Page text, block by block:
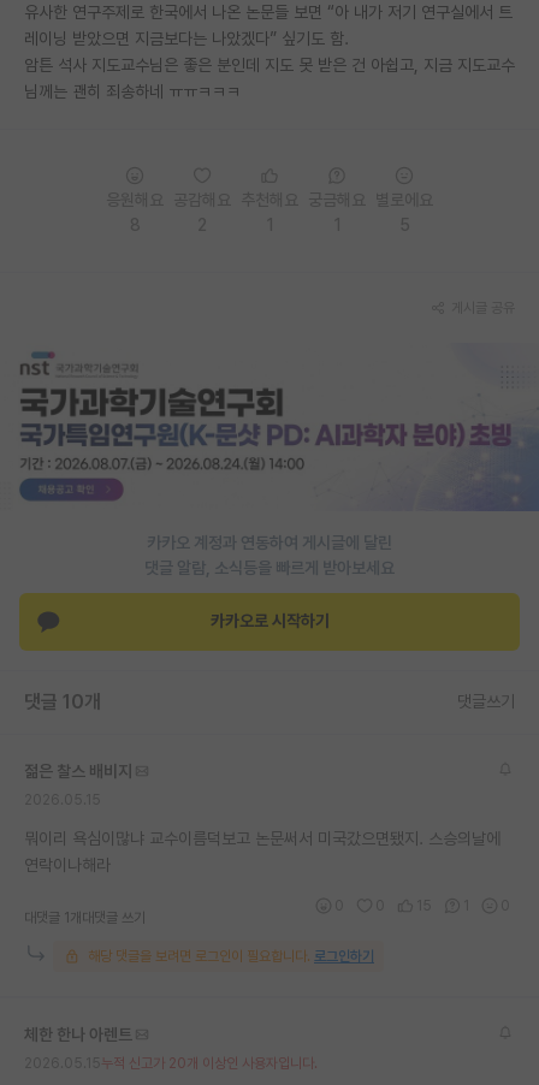
학술 정보 게시판
홍보 게시판
유사한 연구주제로 한국에서 나온 논문들 보면 “아 내가 저기 연구실에서 트
레이닝 받았으면 지금보다는 나았겠다” 싶기도 함.
암튼 석사 지도교수님은 좋은 분인데 지도 못 받은 건 아쉽고, 지금 지도교수
님께는 괜히 죄송하네 ㅠㅠㅋㅋㅋ
카카오 계정과 연동하여 게시글에 달린
댓글 알람, 소식등을 빠르게 받아보세요
카카오로 시작하기
댓글 10개 댓글쓰기
젊은 찰스 배비지
뭐이리 욕심이많냐 교수이름덕보고 논문써서 미국갔으면됐지. 스승의날에
연락이나해라
대댓글 1개 대댓글 쓰기
해당 댓글을 보려면 로그인이 필요합니다. 로그인하기
체한 한나 아렌트
누적 신고가 20개 이상인 사용자입니다.